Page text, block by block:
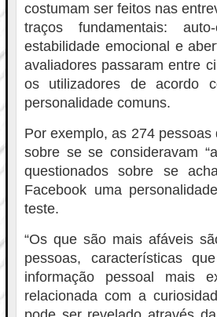
costumam ser feitos nas
traços fundamentais:
estabilidade emocional e
avaliadores passaram entre
os utilizadores de acordo
personalidade comuns.
Por exemplo, as 274
sobre se se consideravam
questionados sobre se
Facebook uma
teste.
“Os que são mais afáveis
pessoas, características
informação pessoal mais
relacionada com a